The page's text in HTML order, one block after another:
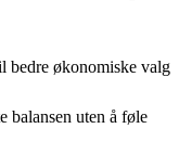
bedre økonomiske valg
balansen uten å føle